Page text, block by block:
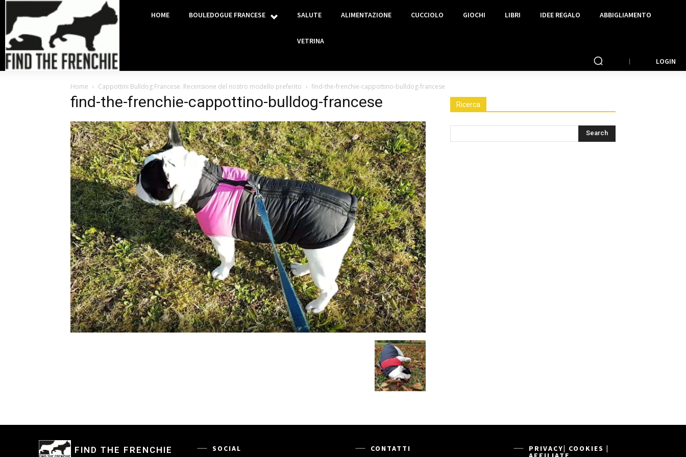
HOME BOULEDOGUE FRANCESE SALUTE ALIMENTAZIONE CUCCIOLO GIOCHI LIBRI IDEE REGALO ABBIGLIAMENTO
VETRINA
LOGIN
Home Cappottini Bulldog Francese. Recensione del nostro modello preferito find-the-frenchie-cappottino-bulldog-francese
find-the-frenchie-cappottino-bulldog-francese Ricerca
FIND THE FRENCHIE SOCIAL CONTATTI PRIVACY| COOKIES |